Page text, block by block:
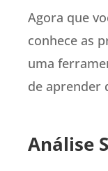
Agora que
conhece as
uma
de aprender
Análise